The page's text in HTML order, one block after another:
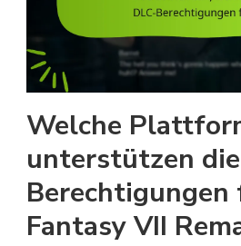
Welche
unterstützen
Fantasy VII